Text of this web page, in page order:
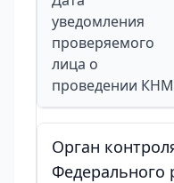
уведомления
проверяемого
лица о
проведении КНМ
Орган
Федерального